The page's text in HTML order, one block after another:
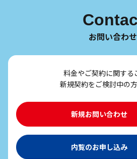
お問い合わせ
料金やご契約に関する
新規契約をご検討中の
新規お問い合わせ
内覧のお申し込み